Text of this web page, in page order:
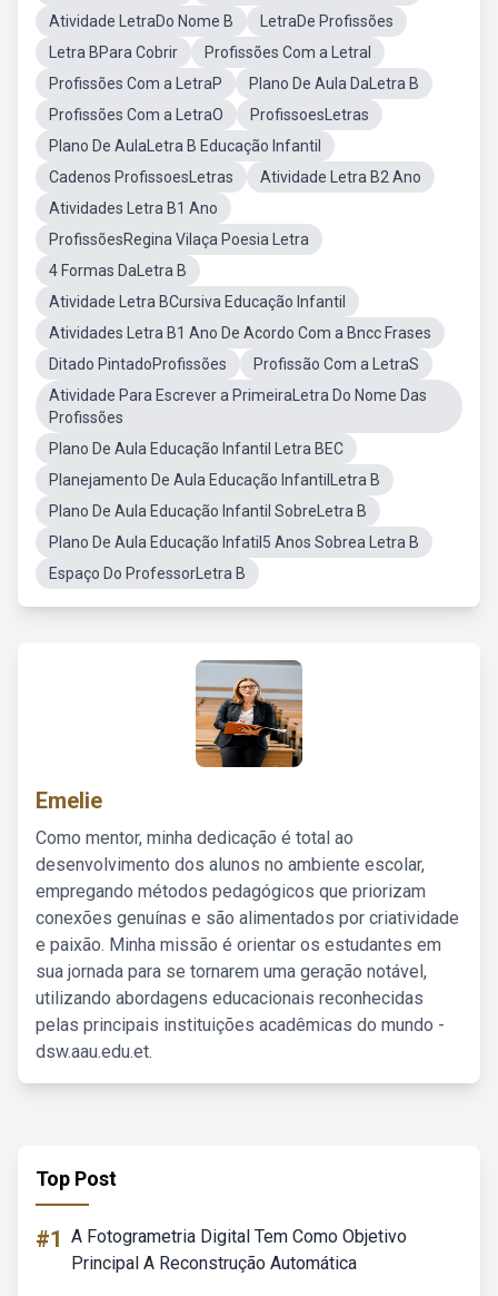
Atividade LetraDo Nome B
LetraDe Profissões
Letra BPara Cobrir
Profissões Com a LetraI
Profissões Com a LetraP
Plano De Aula DaLetra B
Profissões Com a LetraO
ProfissoesLetras
Plano De AulaLetra B Educação Infantil
Cadenos ProfissoesLetras
Atividade Letra B2 Ano
Atividades Letra B1 Ano
ProfissõesRegina Vilaça Poesia Letra
4 Formas DaLetra B
Atividade Letra BCursiva Educação Infantil
Atividades Letra B1 Ano De Acordo Com a Bncc Frases
Ditado PintadoProfissões
Profissão Com a LetraS
Atividade Para Escrever a PrimeiraLetra Do Nome Das
Profissões
Plano De Aula Educação Infantil Letra BEC
Planejamento De Aula Educação InfantilLetra B
Plano De Aula Educação Infantil SobreLetra B
Plano De Aula Educação Infatil5 Anos Sobrea Letra B
Espaço Do ProfessorLetra B
Emelie
Como mentor, minha dedicação é total ao
desenvolvimento dos alunos no ambiente escolar,
empregando métodos pedagógicos que priorizam
conexões genuínas e são alimentados por criatividade
e paixão. Minha missão é orientar os estudantes em
sua jornada para se tornarem uma geração notável,
utilizando abordagens educacionais reconhecidas
pelas principais instituições acadêmicas do mundo -
dsw.aau.edu.et.
Top Post
#1 A Fotogrametria Digital Tem Como Objetivo
Principal A Reconstrução Automática